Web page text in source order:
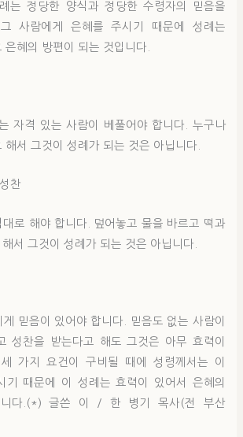
는 정당한 양식과 정당한 수령자의 믿음을
사람에게 은혜를 주시기 때문에 성례는
은혜의 방편이 되는 것입니다.
자격 있는 사람이 베풀어야 합니다. 누구나
해서 그것이 성례가 되는 것은 아닙니다.
찬
로 해야 합니다. 덮어놓고 물을 바르고 떡과
서 그것이 성례가 되는 것은 아닙니다.
믿음이 있어야 합니다. 믿음도 없는 사람이
성찬을 받는다고 해도 그것은 아무 효력이
가지 요건이 구비될 때에 성령께서는 이
기 때문에 이 성례는 효력이 있어서 은혜의
니다.(*) 글쓴 이 / 한 병기 목사(전 부산